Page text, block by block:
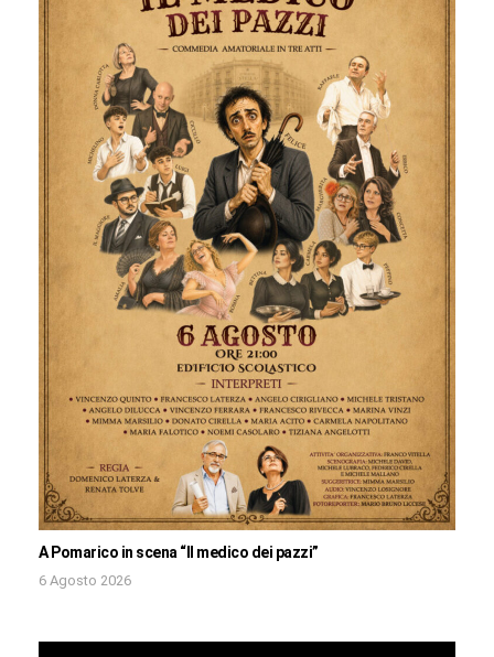
A Pomarico in scena “Il medico dei pazzi”
6 Agosto 2026